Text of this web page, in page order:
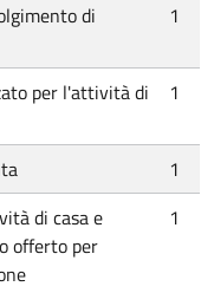
di
1
per l'attività di
1
1
di casa e
offerto per
1